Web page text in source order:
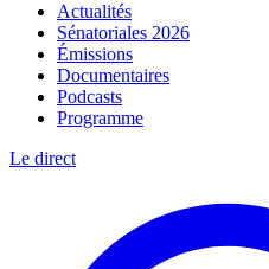
Actualités
Sénatoriales 2026
Émissions
Documentaires
Podcasts
Programme
Le direct